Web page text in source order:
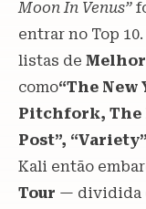
Moon In Venus”
entrar no Top
listas de
como“The New
Pitchfork, The
Post”,
Kali então
Tour — dividida